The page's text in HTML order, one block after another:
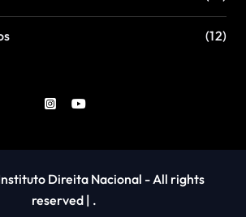
(12)
Direita Nacional - All rights
reserved | .